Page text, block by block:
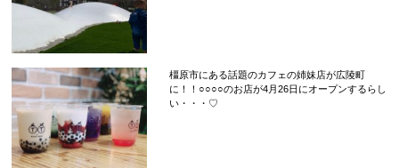
橿原市にある話題のカフェの姉妹店が広陵町
に！！○○○○のお店が4月26日にオープンするらし
い・・・♡